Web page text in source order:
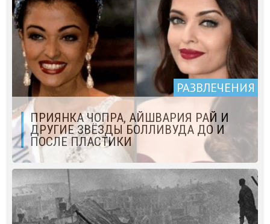
РАЗВЛЕЧЕНИЯ
ПРИЯНКА ЧОПРА, АЙШВАРИЯ РАЙ И
ДРУГИЕ ЗВЁЗДЫ БОЛЛИВУДА ДО И
ПОСЛЕ ПЛАСТИКИ